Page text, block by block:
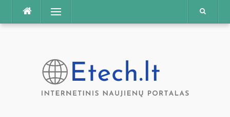
Praleisti
Meniu